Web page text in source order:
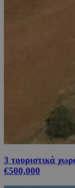
3 τουριστικά
€500,000